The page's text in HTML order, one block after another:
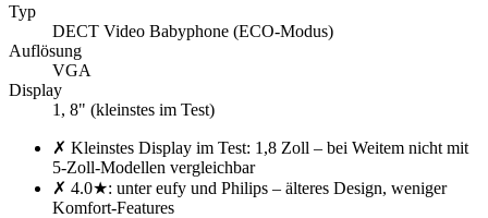
Typ
DECT Video Babyphone (ECO-Modus)
Auflösung
VGA
Display
1, 8" (kleinstes im Test)
✗ Kleinstes Display im Test: 1,8 Zoll – bei Weitem nicht mit
5-Zoll-Modellen vergleichbar
✗ 4.0★: unter eufy und Philips – älteres Design, weniger
Komfort-Features